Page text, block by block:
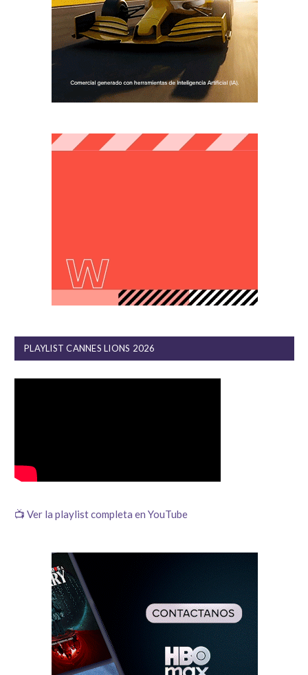
PLAYLIST CANNES LIONS 2026
📺 Ver la playlist completa en YouTube